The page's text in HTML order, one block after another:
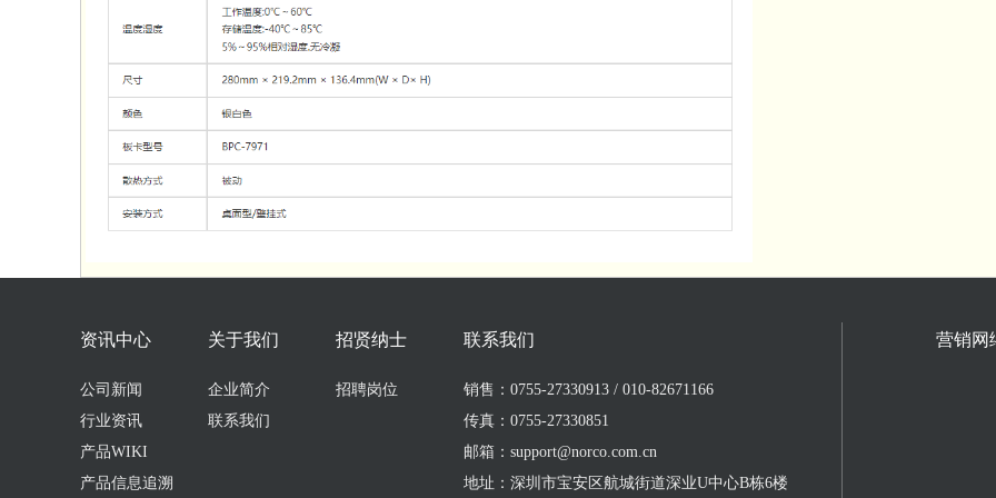
资讯中心
公司新闻
行业资讯
产品WIKI
产品信息追溯
关于我们
企业简介
联系我们
招贤纳士
招聘岗位
联系我们
销售：0755-27330913 / 010-82671166
传真：0755-27330851
邮箱：support@norco.com.cn
地址：深圳市宝安区航城街道深业U中心B栋6楼
营销网